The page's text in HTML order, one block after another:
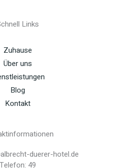
Links
Zuhause
Über uns
Blog
Kontakt
duerer-hotel.de
Telefon: 49